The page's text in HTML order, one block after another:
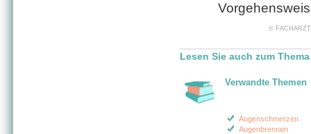
©
Lesen Sie auch zum
Verwandte Themen
Augenschmerzen
Augenbrennen